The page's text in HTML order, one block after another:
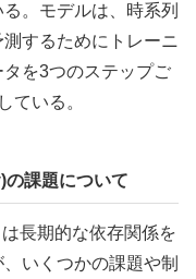
。モデルは、時系列
するためにトレーニ
を3つのステップご
ている。
課題について
長期的な依存関係を
いくつかの課題や制